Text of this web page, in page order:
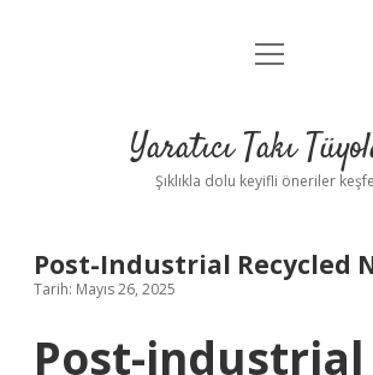
Anasayfa
Yasal Uyarı
menüyü
Yaratıcı Takı
Şıklıkla dolu keyifli öneriler
Post-Industrial Recycled
Tarih: Mayıs 26, 2025
Post-industrial